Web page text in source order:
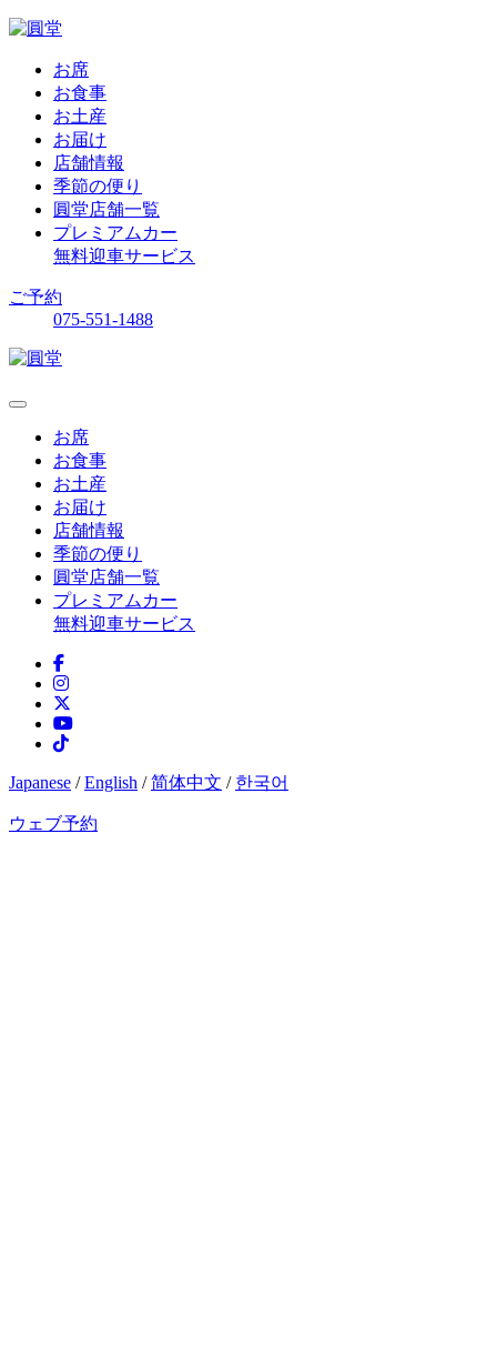
お席
お食事
お土産
お届け
店舗情報
季節の便り
圓堂店舗一覧
プレミアムカー
無料迎車サービス
ご予約
075-551-1488
お席
お食事
お土産
お届け
店舗情報
季節の便り
圓堂店舗一覧
プレミアムカー
無料迎車サービス
Japanese /English /简体中文 / 한국어
ウェブ予約